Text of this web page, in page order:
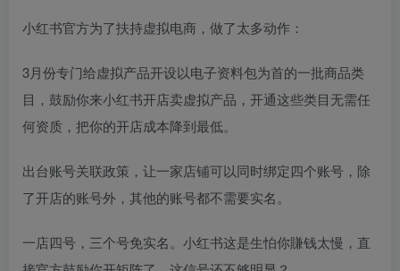
小红书官方为了扶持虚拟电商，做了太多动作：
3月份专门给虚拟产品开设以电子资料包为首的一批商品类
目，鼓励你来小红书开店卖虚拟产品，开通这些类目无需任
何资质，把你的开店成本降到最低。
出台账号关联政策，让一家店铺可以同时绑定四个账号，除
了开店的账号外，其他的账号都不需要实名。
一店四号，三个号免实名。小红书这是生怕你賺钱太慢，直